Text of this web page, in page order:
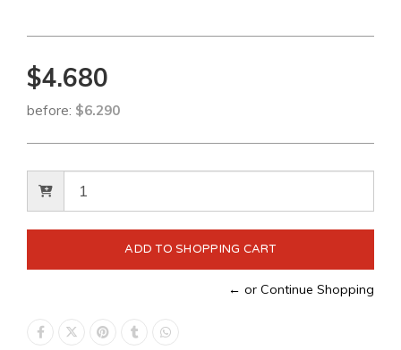
$4.680
before: $6.290
← or Continue Shopping